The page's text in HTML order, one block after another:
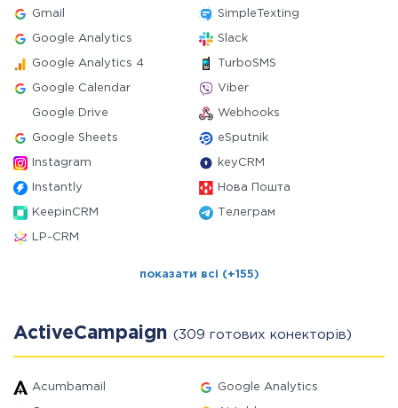
Gmail SimpleTexting
Google Analytics Slack
Google Analytics 4 TurboSMS
Google Calendar Viber
Google Drive Webhooks
Google Sheets eSputnik
Instagram keyCRM
Instantly Нова Пошта
KeepinCRM Телеграм
LP-CRM
показати всі (+155)
ActiveCampaign (309 готових конекторів)
Acumbamail Google Analytics